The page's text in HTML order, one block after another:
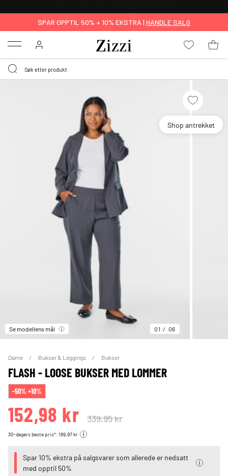
SPAR OPPTIL 50% + 10% EKSTRA | HANDLE SALG
Menu
Shop antrekket
Se modellens mål 01 06
Dame Bukser & Leggings Bukser
FLASH - LOOSE BUKSER MED LOMMER
-50% +10%
152,98 kr 339,95 kr
30-dagers beste pris*: 169,97 kr
Spar 10% ekstra på salgsvarer som allerede er nedsatt
med opptil 50%